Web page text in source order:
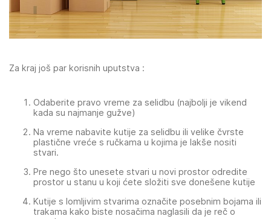
Za kraj još par korisnih uputstva :
Odaberite pravo vreme za selidbu (najbolji je vikend
kada su najmanje gužve)
Na vreme nabavite kutije za selidbu ili velike čvrste
plastične vreće s ručkama u kojima je lakše nositi
stvari.
Pre nego što unesete stvari u novi prostor odredite
prostor u stanu u koji ćete složiti sve donešene kutije
Kutije s lomljivim stvarima označite posebnim bojama ili
trakama kako biste nosačima naglasili da je reč o